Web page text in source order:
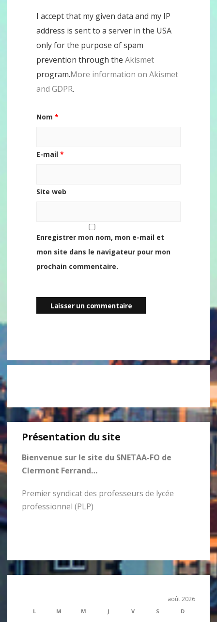
I accept that my given data and my IP
address is sent to a server in the USA
only for the purpose of spam
prevention through the Akismet
program.More information on Akismet
and GDPR.
Nom *
E-mail *
Site web
Enregistrer mon nom, mon e-mail et
mon site dans le navigateur pour mon
prochain commentaire.
Présentation du site
Bienvenue sur le site du SNETAA-FO de
Clermont Ferrand…
Premier syndicat des professeurs de lycée
professionnel (PLP)
août 2026
L M M J V S D